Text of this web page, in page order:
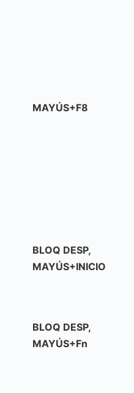
MAYÚS+F8
BLOQ DESP,
MAYÚS+INICIO
BLOQ DESP,
MAYÚS+Fn